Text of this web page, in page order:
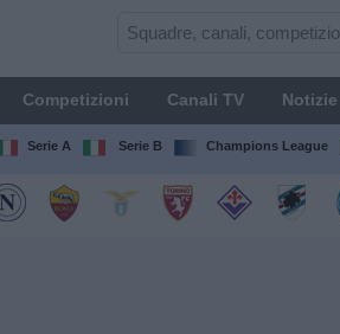
Competizioni Canali TV Notizie
Serie A Serie B Champions League